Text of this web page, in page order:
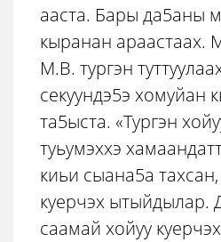
ааста. Бары да5аны
кыранан араастаах.
М.В. тургэн
секуундэ5э хомуйан
та5ыста. «Тургэн
туьумэххэ
киьи сыана5а тахсан,
куерчэх ытыйдылар.
саамай хойуу